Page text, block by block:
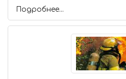
Подробнее...